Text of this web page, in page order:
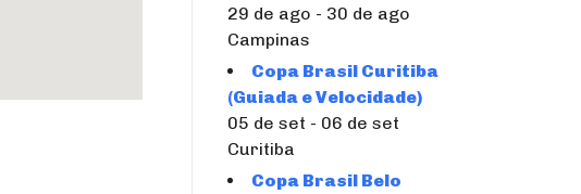
29 de ago - 30 de ago
Campinas
Copa Brasil Curitiba
(Guiada e Velocidade)
05 de set - 06 de set
Curitiba
Copa Brasil Belo